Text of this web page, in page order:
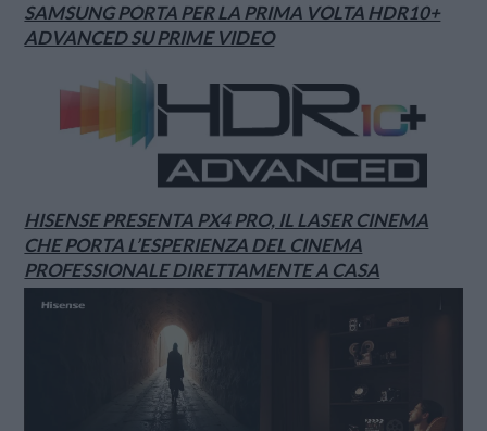
SAMSUNG PORTA PER LA PRIMA VOLTA HDR10+
ADVANCED SU PRIME VIDEO
HISENSE PRESENTA PX4 PRO, IL LASER CINEMA
CHE PORTA L’ESPERIENZA DEL CINEMA
PROFESSIONALE DIRETTAMENTE A CASA